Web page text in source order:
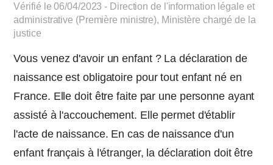
Vérifié le 06/04/2023 - Direction de l'information légale et
administrative (Première ministre), Ministère chargé de la
justice
Vous venez d'avoir un enfant ? La déclaration de
naissance est obligatoire pour tout enfant né en
France. Elle doit être faite par une personne ayant
assisté à l'accouchement. Elle permet d'établir
l'acte de naissance. En cas de naissance d'un
enfant français à l'étranger, la déclaration doit être